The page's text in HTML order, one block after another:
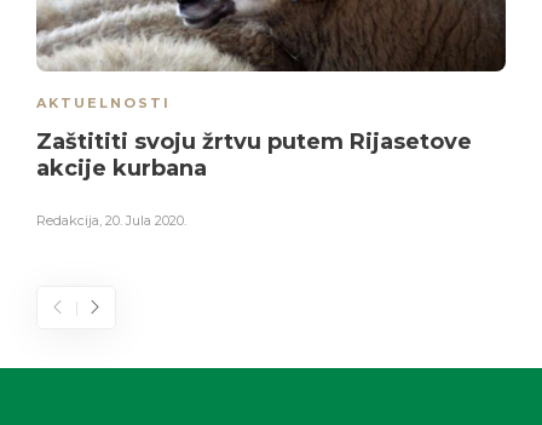
AKTUELNOSTI
Zaštititi svoju žrtvu putem Rijasetove
akcije kurbana
Redakcija 20. Jula 2020.